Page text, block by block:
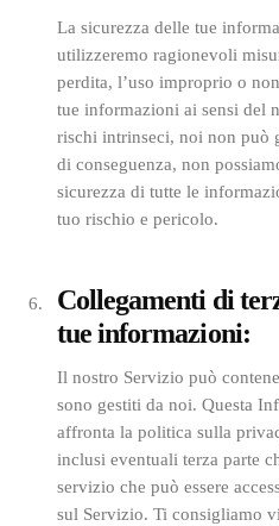
La sicurezza delle tue
utilizzeremo ragionevoli
perdita, l’uso improprio o
tue informazioni ai sensi del
rischi intrinseci, noi non può
di conseguenza, non
sicurezza di tutte le
tuo rischio e pericolo.
Collegamenti di
tue informazioni:
Il nostro Servizio può
sono gestiti da noi. Questa
affronta la politica sulla
inclusi eventuali terza parte
servizio che può essere
sul Servizio. Ti consigliamo